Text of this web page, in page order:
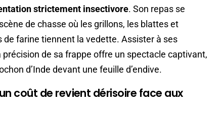
strictement insectivore. Son repas se
de chasse où les grillons, les blattes et
farine tiennent la vedette. Assister à ses
de sa frappe offre un spectacle captivant,
d’Inde devant une feuille d’endive.
coût de revient dérisoire face aux